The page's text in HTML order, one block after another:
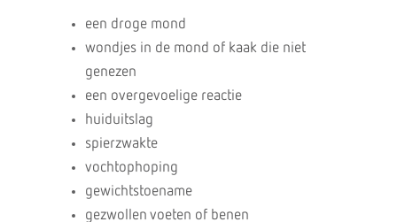
een droge mond
wondjes in de mond of kaak die niet
genezen
een overgevoelige reactie
huiduitslag
spierzwakte
vochtophoping
gewichtstoename
gezwollen voeten of benen